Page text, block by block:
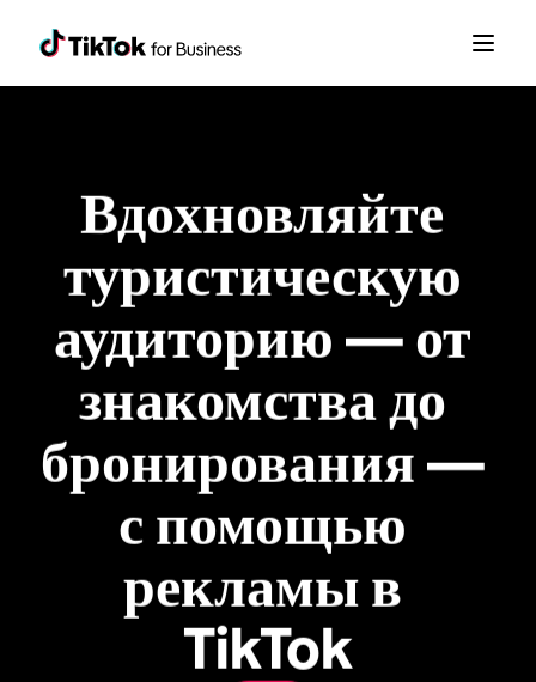
Вдохновляйте
туристическую
аудиторию — от
знакомства до
бронирования —
с помощью
рекламы в
TikTok